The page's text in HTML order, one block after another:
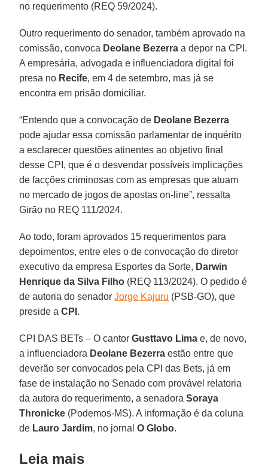
no requerimento (REQ 59/2024).
Outro requerimento do senador, também aprovado na
comissão, convoca Deolane Bezerra a depor na CPI.
A empresária, advogada e influenciadora digital foi
presa no Recife, em 4 de setembro, mas já se
encontra em prisão domiciliar.
“Entendo que a convocação de Deolane Bezerra
pode ajudar essa comissão parlamentar de inquérito
a esclarecer questões atinentes ao objetivo final
desse CPI, que é o desvendar possíveis implicações
de facções criminosas com as empresas que atuam
no mercado de jogos de apostas on-line”, ressalta
Girão no REQ 111/2024.
Ao todo, foram aprovados 15 requerimentos para
depoimentos, entre eles o de convocação do diretor
executivo da empresa Esportes da Sorte, Darwin
Henrique da Silva Filho (REQ 113/2024). O pedido é
de autoria do senadorJorge Kajuru (PSB-GO), que
preside aCPI .
CPI DAS BETs – O cantorGusttavo Lima e, de novo,
a influenciadora Deolane Bezerra estão entre que
deverão ser convocados pela CPI das Bets, já em
fase de instalação no Senado com provável relatoria
da autora do requerimento, a senadoraSoraya
Thronicke (Podemos-MS). A informação é da coluna
de Lauro Jardim, no jornalO Globo.
Leia mais